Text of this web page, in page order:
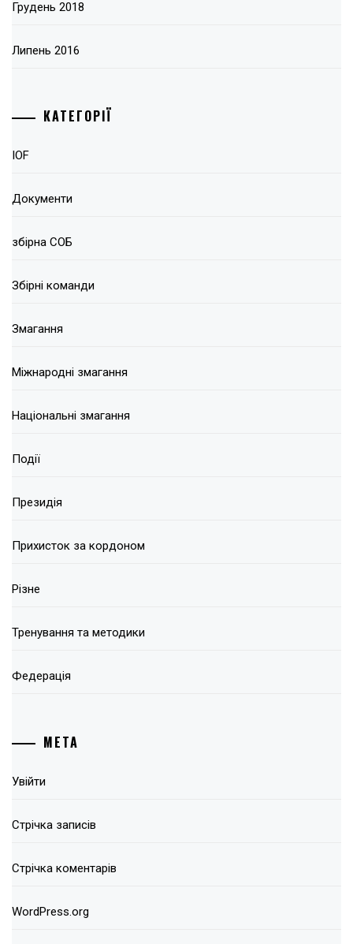
Грудень 2018
Липень 2016
КАТЕГОРІЇ
IOF
Документи
збірна СОБ
Збірні команди
Змагання
Міжнародні змагання
Національні змагання
Події
Президія
Прихисток за кордоном
Різне
Тренування та методики
Федерація
МЕТА
Увійти
Стрічка записів
Стрічка коментарів
WordPress.org